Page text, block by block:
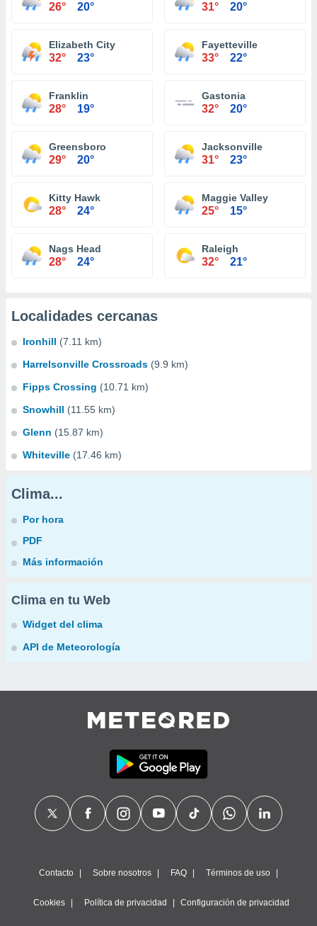
26° 20° 31° 20°
Elizabeth City
32° 23°
Fayetteville
33° 22°
Franklin
28° 19°
Gastonia
32° 20°
Greensboro
29° 20°
Jacksonville
31° 23°
Kitty Hawk
28° 24°
Maggie Valley
25° 15°
Nags Head
28° 24°
Raleigh
32° 21°
Localidades cercanas
Ironhill (7.11 km)
Harrelsonville Crossroads (9.9 km)
Fipps Crossing (10.71 km)
Snowhill (11.55 km)
Glenn (15.87 km)
Whiteville (17.46 km)
Clima...
Por hora
PDF
Más información
Clima en tu Web
Widget del clima
API de Meteorología
Contacto Sobre nosotros FAQ Términos de uso
Cookies Política de privacidad Configuración de privacidad